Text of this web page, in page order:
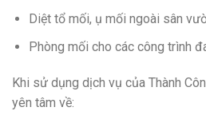
Diệt tổ mối, ụ mối ngoài sân
Phòng mối cho các công trình
Khi sử dụng dịch vụ của Thành
yên tâm về: